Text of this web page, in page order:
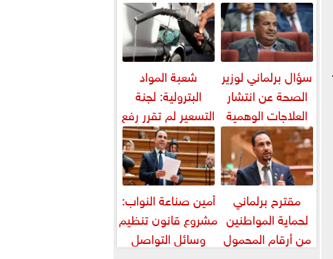
سؤال برلماني لوزير
الصحة عن انتشار
العلاجات الوهمية
لمرضى السرطان
شعبة المواد
البترولية: لجنة
التسعير لم تقرر رفع
أسعار البنزين
والسولار حتى...
مقترح برلماني
لحماية المواطنين
من أرقام المحمول
أمين صناعة النواب:
مشروع قانون تنظيم
وسائل التواصل